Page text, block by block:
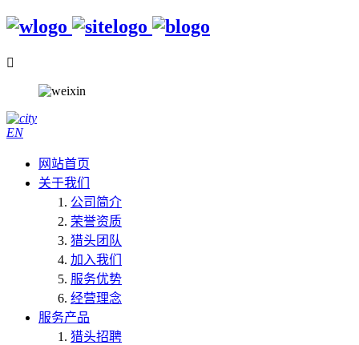

EN
网站首页
关于我们
公司简介
荣誉资质
猎头团队
加入我们
服务优势
经营理念
服务产品
猎头招聘